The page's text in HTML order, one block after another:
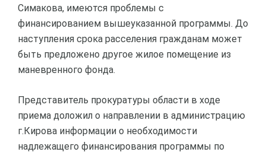
Симакова, имеются проблемы с
финансированием вышеуказанной программы. До
наступления срока расселения гражданам может
быть предложено другое жилое помещение из
маневренного фонда.
Представитель прокуратуры области в ходе
приема доложил о направлении в администрацию
г.Кирова информации о необходимости
надлежащего финансирования программы по